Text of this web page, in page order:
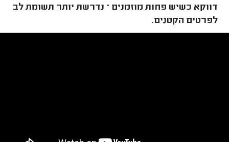
דווקא כשיש פחות מוזמנים – נדרשת יותר תשומת לב
לפרטים הקטנים.